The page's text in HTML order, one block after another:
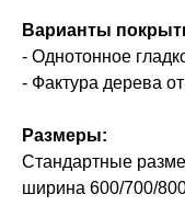
Варианты
- Однотонное
- Фактура дерева
Размеры:
Стандартные
ширина 600/700/